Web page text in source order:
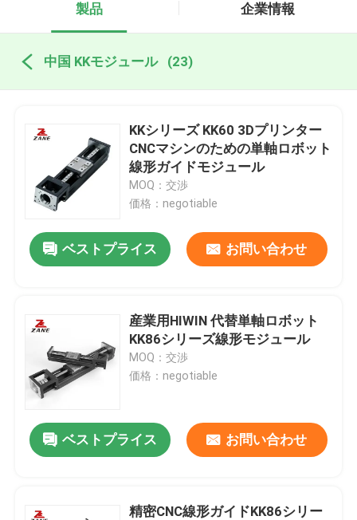
製品 企業情報
中国 KKモジュール (23)
KKシリーズ KK60 3Dプリンター
CNCマシンのための単軸ロボット
線形ガイドモジュール
MOQ：交渉
価格：negotiable
ベストプライス お問い合わせ
産業用HIWIN 代替単軸ロボット
KK86シリーズ線形モジュール
MOQ：交渉
価格：negotiable
ベストプライス お問い合わせ
精密CNC線形ガイドKK86シリー